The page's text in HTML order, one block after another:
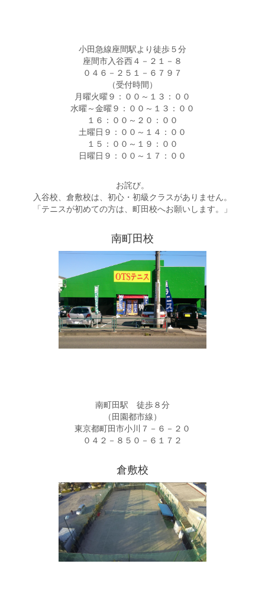
小田急線座間駅より徒歩５分
座間市入谷西４－２１－８
０４６－２５１－６７９７
（受付時間）
月曜火曜９：００～１３：００
水曜～金曜９：００～１３：００
１６：００～２０：００
土曜日９：００～１４：００
１５：００～１９：００
日曜日９：００～１７：００
お詫び。
入谷校、倉敷校は、初心・初級クラスがありません。
「テニスが初めての方は、町田校へお願いします。」
南町田校
南町田駅 徒歩８分
（田園都市線）
東京都町田市小川７－６－２０
０４２－８５０－６１７２
倉敷校